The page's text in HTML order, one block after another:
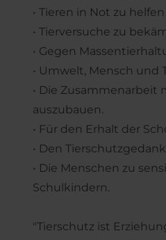
• Tieren in Not zu
• Tierversuche zu
• Gegen
• Umwelt, Mensch und
• Die Zusammenarbeit
auszubauen.
• Für den Erhalt der
• Den
• Die Menschen zu
Schulkindern.
"Tierschutz ist